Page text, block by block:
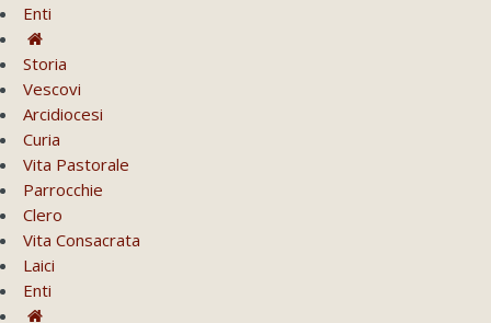
Enti
Storia
Vescovi
Arcidiocesi
Curia
Vita Pastorale
Parrocchie
Clero
Vita Consacrata
Laici
Enti